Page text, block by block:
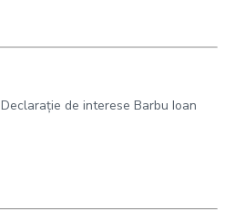
Declarație de interese Barbu Ioan